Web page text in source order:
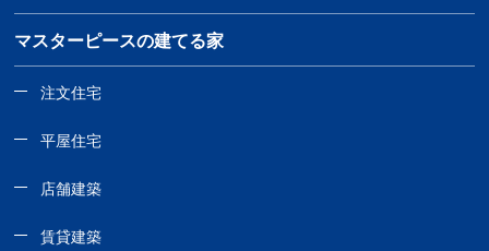
マスターピースの建てる家
注文住宅
平屋住宅
店舗建築
賃貸建築